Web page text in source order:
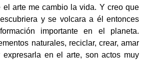
el arte me cambio la vida. Y creo que
y se volcara a él entonces
importante en el planeta.
naturales, reciclar, crear, amar
expresarla en el arte, son actos muy